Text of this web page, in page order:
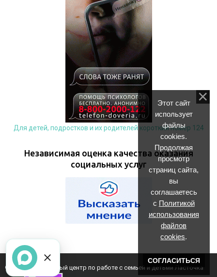
Для детей, подростков и их родителей короткий номер 124
Независимая оценка качества оказания
социальных услуг
© 2026 Комплексный центр по работе с семьей и детьми Ласточка
Этот сайт
использует
файлы
cookies.
Продолжая
просмотр
страниц сайта,
вы
соглашаетесь
с Политикой
использования
файлов
cookies.
СОГЛАСИТЬСЯ